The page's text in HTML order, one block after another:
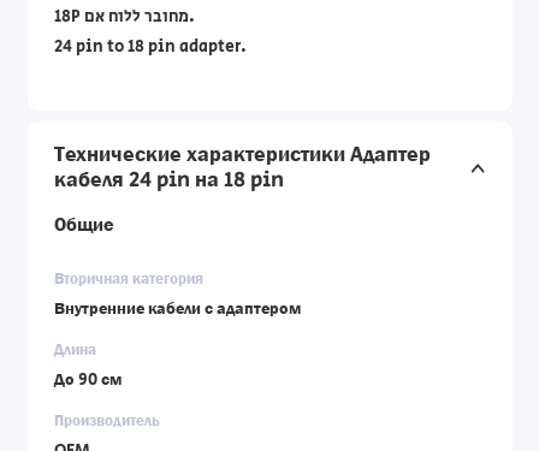
18P מחובר ללוח אם.
24 pin to 18 pin adapter.
Технические характеристики Адаптер
кабеля 24 pin на 18 pin
Общие
Вторичная категория
Внутренние кабели с адаптером
Длина
До 90 см
Производитель